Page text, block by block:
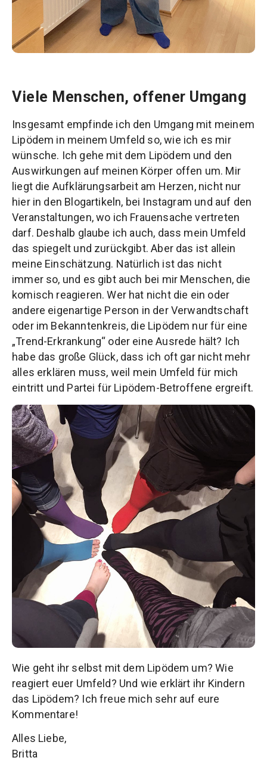
Viele Menschen, offener Umgang
Insgesamt empfinde ich den Umgang mit meinem
Lipödem in meinem Umfeld so, wie ich es mir
wünsche. Ich gehe mit dem Lipödem und den
Auswirkungen auf meinen Körper offen um. Mir
liegt die Aufklärungsarbeit am Herzen, nicht nur
hier in den Blogartikeln, bei Instagram und auf den
Veranstaltungen, wo ich Frauensache vertreten
darf. Deshalb glaube ich auch, dass mein Umfeld
das spiegelt und zurückgibt. Aber das ist allein
meine Einschätzung. Natürlich ist das nicht
immer so, und es gibt auch bei mir Menschen, die
komisch reagieren. Wer hat nicht die ein oder
andere eigenartige Person in der Verwandtschaft
oder im Bekanntenkreis, die Lipödem nur für eine
„Trend-Erkrankung“ oder eine Ausrede hält? Ich
habe das große Glück, dass ich oft gar nicht mehr
alles erklären muss, weil mein Umfeld für mich
eintritt und Partei für Lipödem-Betroffene ergreift.
Wie geht ihr selbst mit dem Lipödem um? Wie
reagiert euer Umfeld? Und wie erklärt ihr Kindern
das Lipödem? Ich freue mich sehr auf eure
Kommentare!
Alles Liebe,
Britta